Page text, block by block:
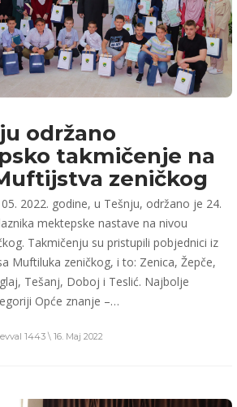
održano
takmičenje na
zeničkog
2022. godine, u Tešnju, održano je 24.
mektepske nastave na nivou
Takmičenju su pristupili pobjednici iz
Muftiluka zeničkog, i to: Zenica, Žepče,
Tešanj, Doboj i Teslić. Najbolje
Opće znanje –…
1443 \ 16. Maj 2022